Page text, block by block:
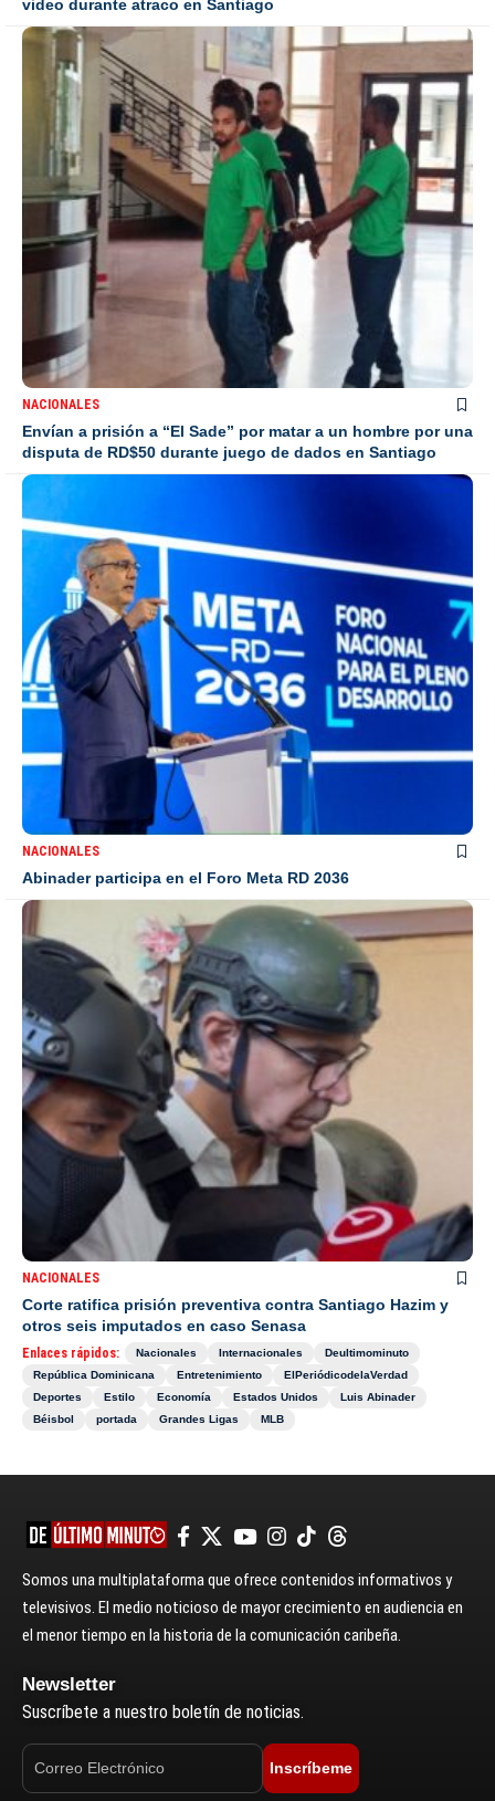
video durante atraco en Santiago
NACIONALES
Envían a prisión a “El Sade” por matar a un hombre por una
disputa de RD$50 durante juego de dados en Santiago
NACIONALES
Abinader participa en el Foro Meta RD 2036
NACIONALES
Corte ratifica prisión preventiva contra Santiago Hazim y
otros seis imputados en caso Senasa
Enlaces rápidos: Nacionales Internacionales
Deultimominuto
República Dominicana
Entretenimiento
ElPeriódicodelaVerdad
Deportes
Estilo Economía Estados Unidos
Luis Abinader
Béisbol
portada Grandes Ligas MLB
Somos una multiplataforma que ofrece contenidos informativos y
televisivos. El medio noticioso de mayor crecimiento en audiencia en
el menor tiempo en la historia de la comunicación caribeña.
Newsletter
Suscríbete a nuestro boletín de noticias.
Inscríbeme